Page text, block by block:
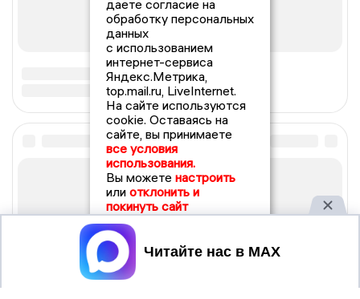
даете согласие на
обработку персональных
данных
с использованием
интернет-сервиса
Яндекс.Метрика,
top.mail.ru, LiveInternet.
На сайте используются
cookie. Оставаясь на
сайте, вы принимаете
все условия
использования.
Вы можете настроить
или отклонить и
покинуть сайт
Принять